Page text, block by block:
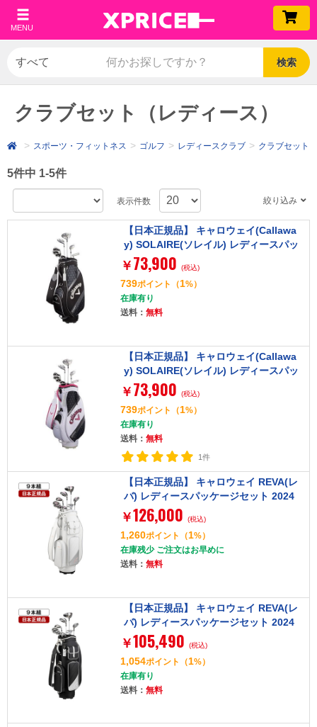
MENU
検索
クラブセット（レディース）
スポーツ・フィットネス ゴルフ レディースクラブ クラブセット
5件中 1-5件
表示件数 絞り込み
【日本正規品】 キャロウェイ(Callawa
y) SOLAIRE(ソレイル) レディースパッ
ケージセット ブラック 8本セット (W#
1、W#5、6H、I#7、I#9、PW、SW、P
T) カーボンシャフト
￥ 73,900 (税込)
739ポイント （1%）
在庫有り
送料： 無料
【日本正規品】 キャロウェイ(Callawa
y) SOLAIRE(ソレイル) レディースパッ
ケージセット ピンク 8本セット (W#1、
W#5、6H、I#7、I#9、PW、SW、PT)
カーボンシャフト
￥ 73,900 (税込)
739ポイント （1%）
在庫有り
送料： 無料
1件
【日本正規品】 キャロウェイ REVA(レ
バ) レディースパッケージセット 2024
年モデル (W#1、W#4、5H、I#7～#9、
PW、SW、PT) Callawayオリジナルカ
ーボンシャフト(L) ピンク キャディバッ
グ付き
￥126,000 (税込)
1,260ポイント （1%）
在庫残少 ご注文はお早めに
送料： 無料
【日本正規品】 キャロウェイ REVA(レ
バ) レディースパッケージセット 2024
年モデル (W#1、W#4、5H、I#7～#9、
PW、SW、PT) Callawayオリジナルカ
ーボンシャフト(L) ブラック キャディバ
ッグ付き
￥105,490 (税込)
1,054ポイント （1%）
在庫有り
送料： 無料